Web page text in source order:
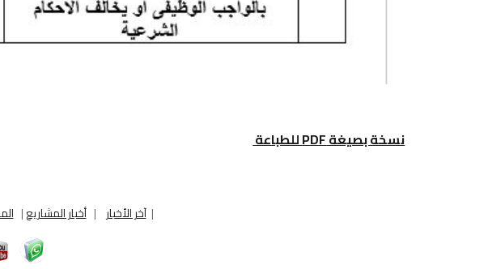
نسخة بصيغة PDF للطباعة
| آخر الأخبار | أخبار المشاريع|